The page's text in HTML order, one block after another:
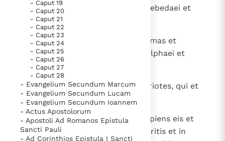
In Christus wordt onze honger vervuld
Leer de kostbare parel van Gods koninkrijk te
herkennen
Gods Koninkrijk groeit stilletjes door liefde, niet door
dwang
De mystiek. De mystieke verschijnselen en de
heiligheid
Berichten
Het Vaticaan publiceert een nieuwe Latijnse uitgave
van het Romeins martyrologium
Vaticaanse financiële waakhond verliest autonomie
Paus spreekt het Wereldvoedselprogramma toe
- Caput 19
- Caput 20
- Caput 21
- Caput 22
- Caput 23
- Caput 24
- Caput 25
- Caput 26
- Caput 27
- Caput 28
- Evangelium Secundum Marcum
- Evangelium Secundum Lucam
- Evangelium Secundum Ioannem
- Actus Apostolorum
- Apostoli Ad Romanos Epistula
Sancti Pauli
- Ad Corinthios Epistula I Sancti
Andreas frater eius, et Iacobus Zebedaei et
Ioannes frater eius,
Philippus et Bartholomaeus, Thomas et
Matthaeus publicanus, Iacobus Alphaei et
Thaddaeus,
Simon Chananaeus et Iudas Iscariotes, qui et
tradidit eum.
Hos Duodecim misit Iesus praecipiens eis et
dicens: " In viam gentium ne abieritis et in